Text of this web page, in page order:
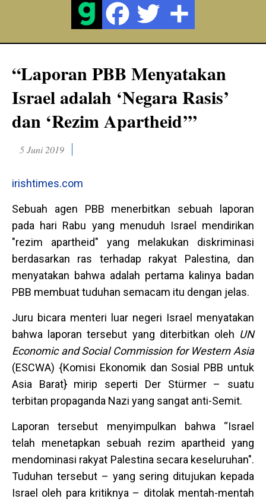
“Laporan PBB Menyatakan
Israel adalah ‘Negara Rasis’
dan ‘Rezim Apartheid’”
5 Juni 2019
irishtimes.com
Sebuah agen PBB menerbitkan sebuah laporan
pada hari Rabu yang menuduh Israel mendirikan
"rezim apartheid" yang melakukan diskriminasi
berdasarkan ras terhadap rakyat Palestina, dan
menyatakan bahwa adalah pertama kalinya badan
PBB membuat tuduhan semacam itu dengan jelas.
Juru bicara menteri luar negeri Israel menyatakan
bahwa laporan tersebut yang diterbitkan oleh UN
Economic and Social Commission for Western Asia
(ESCWA) {Komisi Ekonomik dan Sosial PBB untuk
Asia Barat} mirip seperti Der Stürmer – suatu
terbitan propaganda Nazi yang sangat anti-Semit.
Laporan tersebut menyimpulkan bahwa “Israel
telah menetapkan sebuah rezim apartheid yang
mendominasi rakyat Palestina secara keseluruhan".
Tuduhan tersebut – yang sering ditujukan kepada
Israel oleh para kritiknya – ditolak mentah-mentah